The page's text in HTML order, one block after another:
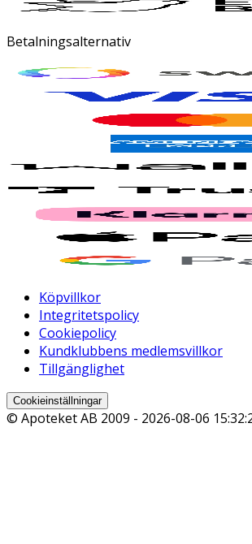
Betalningsalternativ
Köpvillkor
Integritetspolicy
Cookiepolicy
Kundklubbens medlemsvillkor
Tillgänglighet
Cookieinställningar
© Apoteket AB 2009 - 2026-08-06